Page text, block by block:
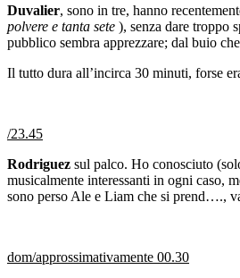
Duvalier, sono in tre, hanno
polvere e tanta sete ), senza dare troppo
pubblico sembra apprezzare; dal buio
Il tutto dura all’incirca 30 minuti, forse
/23.45
Rodriguez sul palco. Ho conosciuto
musicalmente interessanti in ogni caso,
sono perso Ale e Liam che si prend….,
dom/approssimativamente 00.30